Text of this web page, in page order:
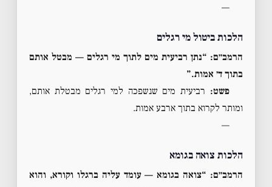
—
הלכות ביטול מי רגלים
הרמב״ם: “נתן רביעית מים לתוך מי רגלים — מבטל אותם
בתוך ד׳ אמות.”
פשט: רביעית מים שנשפכה למי רגלים מבטלת אותם,
ומותר לקרוא בתוך ארבע אמות.
—
הלכות צואה בגומא
הרמב״ם: “צואה בגומא — עומד עליה ברגלו וקורא, והוא